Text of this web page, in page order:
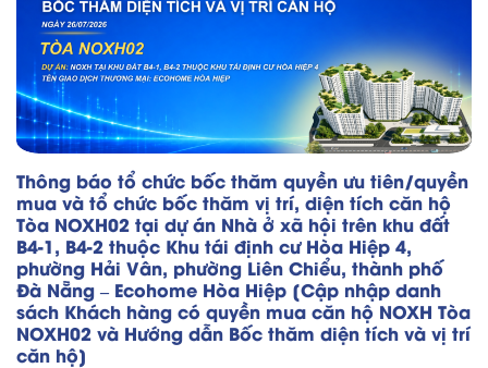
Thông báo tổ chức bốc thăm quyền ưu tiên/quyền
mua và tổ chức bốc thăm vị trí, diện tích căn hộ
Tòa NOXH02 tại dự án Nhà ở xã hội trên khu đất
B4-1, B4-2 thuộc Khu tái định cư Hòa Hiệp 4,
phường Hải Vân, phường Liên Chiểu, thành phố
Đà Nẵng – Ecohome Hòa Hiệp [Cập nhập danh
sách Khách hàng có quyền mua căn hộ NOXH Tòa
NOXH02 và Hướng dẫn Bốc thăm diện tích và vị trí
căn hộ]